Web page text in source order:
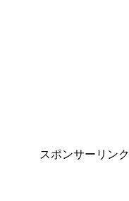
スポンサーリンク